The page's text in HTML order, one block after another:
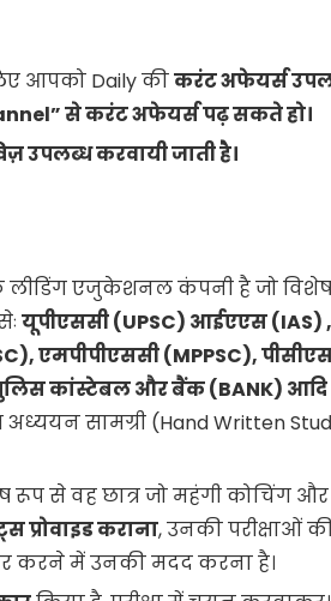
आपको Daily कीकरंट अफेयर्स
से करंट अफेयर्स पढ़ सकते हो।
उपलब्ध करवायी जाती है।
लीडिंग एजुकेशनल कंपनी है जो
यूपीएससी (UPSC) आईएएस (IAS) ,
एमपीपीएससी (MPPSC),
कांस्टेबल और बैंक (BANK) आदि
सामग्री (Hand Written
रूप से वह छात्र जो महंगी कोचिंग और
कराना, उनकी परीक्षाओं
करने में उनकी मदद करना है।